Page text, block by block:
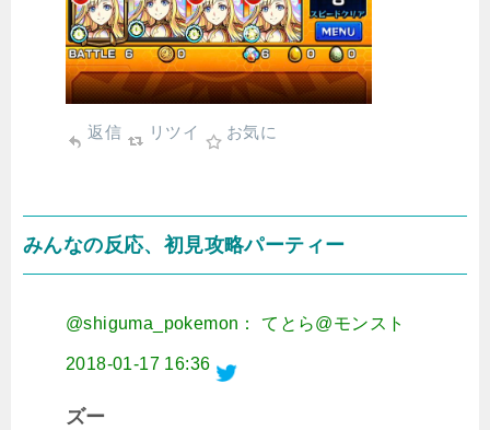
返信 リツイ お気に
みんなの反応、初見攻略パーティー
@shiguma_pokemon： てとら@モンスト
2018-01-17 16:36
ズー